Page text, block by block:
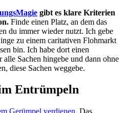
gibt es klare Kriterien
Finde einen Platz, an dem das
du immer wieder nutzt. Ich gebe
zu einem caritativen Flohmarkt
bin. Ich habe dort einen
Sachen hingebe und dann ohne
diese Sachen weggebe.
Entrümpeln